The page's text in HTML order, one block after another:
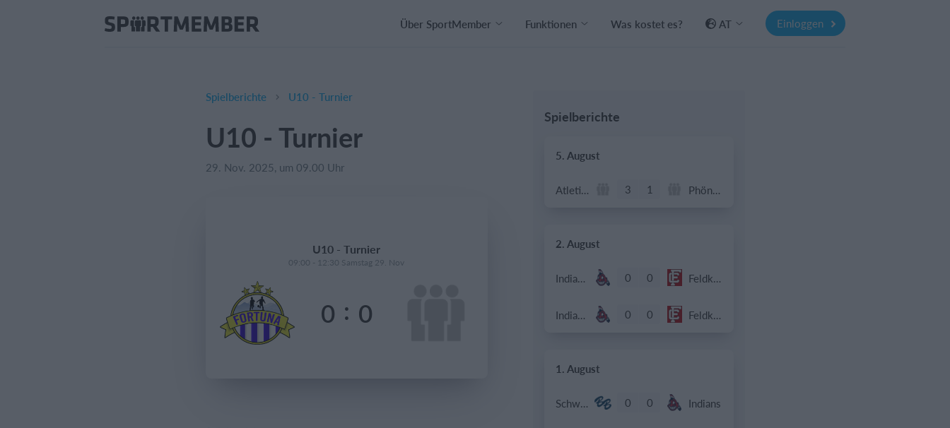
Über SportMember Funktionen Was kostet es? AT Einloggen
Spielberichte U10 - Turnier
U10 - Turnier
29. Nov. 2025, um 09.00 Uhr
U10 - Turnier
09:00 - 12:30 Samstag 29. Nov
0 : 0
Spielberichte
5. August
Atletico Graz 3 1 Phönix Neuhart
2. August
Indians 2 0 0 Feldkirch Cardinals
Indians 2 0 0 Feldkirch Cardinals
1. August
Schwechat Blue Bats 0 0 Indians